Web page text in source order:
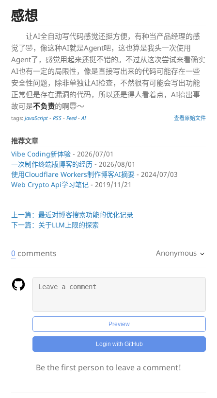
感想
让AI全自动写代码感觉还挺方便，有种当产品经理的感
觉了🤣，像这种AI就是Agent吧，这也算是我头一次使用
Agent了，感觉用起来还挺不错的。不过从这次尝试来看确实
AI也有一定的局限性，像是直接写出来的代码可能存在一些
安全性问题，除非单独让AI检查，不然很有可能会写出功能
正常但是存在漏洞的代码，所以还是得人看着点，AI搞出事
故可是不负责的啊😇～
tags: JavaScript - RSS - Feed-AI 查看原始文件
推荐文章
Vibe Coding新体验 - 2026/07/01
一次制作终端版博客的经历 - 2026/08/01
使用Cloudflare Workers制作博客AI摘要 - 2024/07/03
Web Crypto Api学习笔记 - 2019/11/21
上一篇：最近对博客搜索功能的优化记录
下一篇：关于LLM上限的探索
0 comments Anonymous
Preview
Login with GitHub
Be the first person to leave a comment!